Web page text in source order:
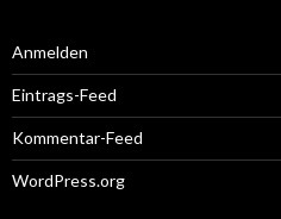
Anmelden
Eintrags-Feed
Kommentar-Feed
WordPress.org